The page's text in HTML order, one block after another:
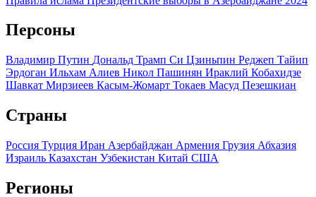
Персоны
Владимир Путин Дональд Трамп Си Цзиньпин Реджеп Тайип
Эрдоган Ильхам Алиев Никол Пашинян Ираклий Кобахидзе
Шавкат Мирзиеев Касым-Жомарт Токаев Масуд Пезешкиан
Страны
Россия Турция Иран Азербайджан Армения Грузия Абхазия
Израиль Казахстан Узбекистан Китай США
Регионы